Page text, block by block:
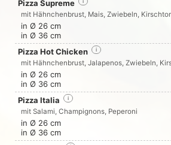
Pizza Supreme
mit Hähnchenbrust, Mais, Zwiebeln,
in Ø 26 cm
in Ø 36 cm
Pizza Hot Chicken
i
mit Hähnchenbrust, Jalapenos, Zwiebeln,
in Ø 26 cm
in Ø 36 cm
Pizza Italia
i
mit Salami, Champignons, Peperoni
in Ø 26 cm
in Ø 36 cm